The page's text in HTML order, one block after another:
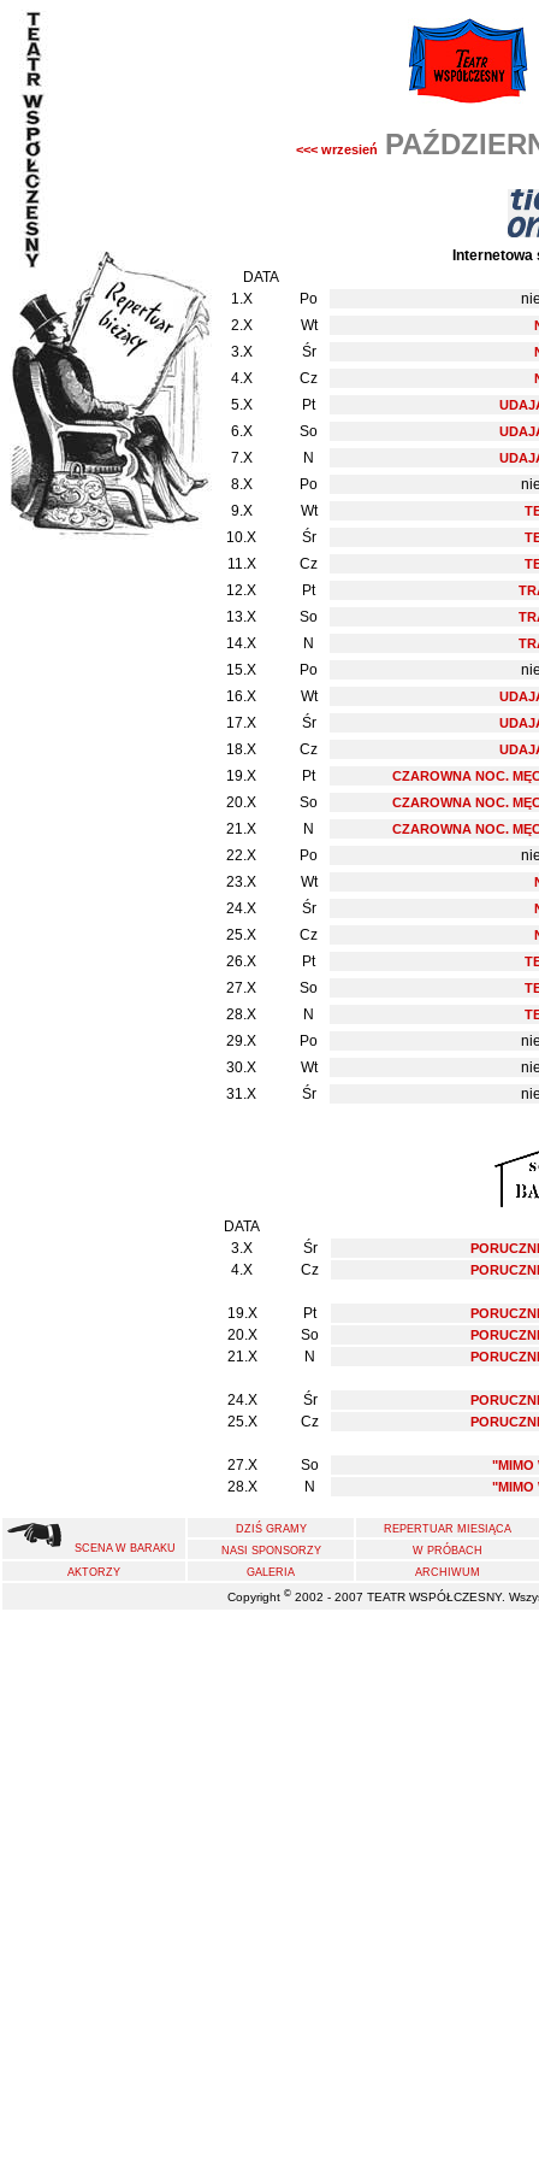
<<< wrzesień
DATA
1.X
Po
2.X
Wt
3.X Śr
4.X Cz
5.X Pt
6.X So
7.X N
8.X Po
9.X
Wt
10.X Śr
11.X Cz
12.X Pt
13.X So
14.X N
15.X Po
16.X
Wt
17.X Śr
18.X Cz
19.X Pt CZAROWNA NOC.
20.X So CZAROWNA NOC.
21.X N CZAROWNA NOC.
22.X Po
23.X
Wt
24.X Śr
25.X Cz
26.X Pt
27.X So
28.X N
29.X Po
30.X
Wt
31.X
Śr
DATA
3.X
Śr
4.X Cz
19.X Pt
20.X So
21.X N
24.X Śr
25.X Cz
27.X So "MIMO
28.X N "MIMO
SCENA W BARAKU
DZIŚ GRAMY
REPERTUAR MIESIĄCA
NASI SPONSORZY
W PRÓBACH
AKTORZY
GALERIA ARCHIWUM
Copyright © 2002 - 2007 TEATR WSPÓŁCZESNY.